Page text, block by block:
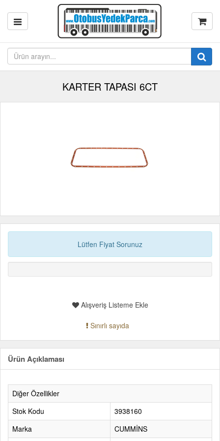
KARTER TAPASI 6CT
Lütfen Fiyat Sorunuz
Alışveriş Listeme Ekle
Sınırlı sayıda
Ürün Açıklaması
Diğer Özellikler
Stok Kodu
3938160
Marka
CUMMİNS